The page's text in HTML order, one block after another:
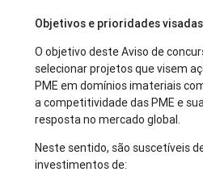
Objetivos e prioridades visadas
O objetivo deste Aviso de
selecionar projetos que visem
PME em domínios imateriais
a competitividade das PME e
resposta no mercado global.
Neste sentido, são suscetíveis
investimentos de: